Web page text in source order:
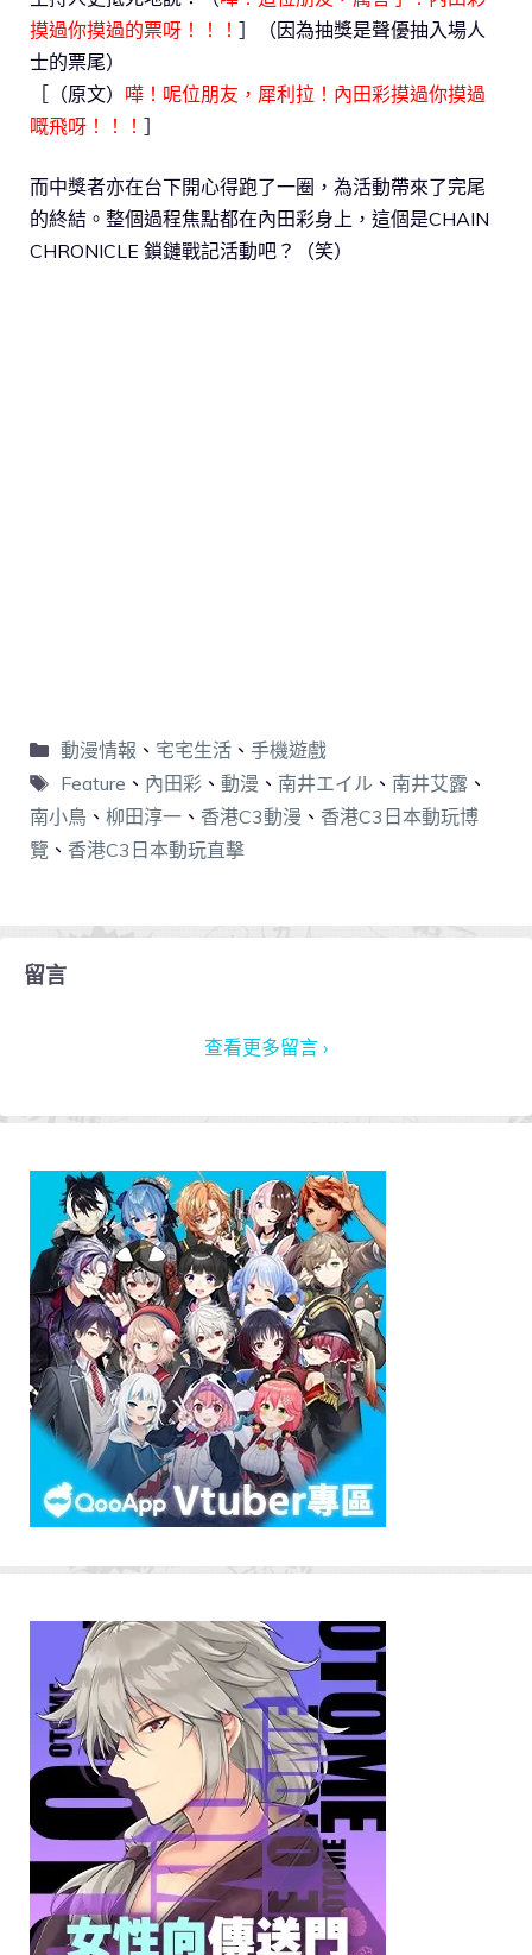
摸過你摸過的票呀！！！ ］（因為抽獎是聲優抽入場人
士的票尾）
［（原文） 嘩！呢位朋友，犀利拉！內田彩摸過你摸過
嘅飛呀！！！ ］
而中獎者亦在台下開心得跑了一圈，為活動帶來了完尾
的終結。整個過程焦點都在內田彩身上，這個是CHAIN
CHRONICLE 鎖鏈戰記活動吧？（笑）
動漫情報 、 宅宅生活、 手機遊戲
Feature 、 內田彩、 動漫 、 南井エイル 、 南井艾露、
南小鳥 、 柳田淳一 、 香港C3動漫 、 香港C3日本動玩博
覽 、 香港C3日本動玩直擊
留言
查看更多留言 ›